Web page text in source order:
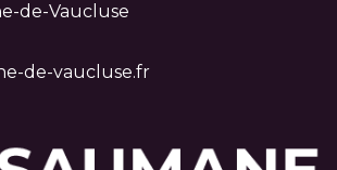
de-Vaucluse
de-vaucluse.fr